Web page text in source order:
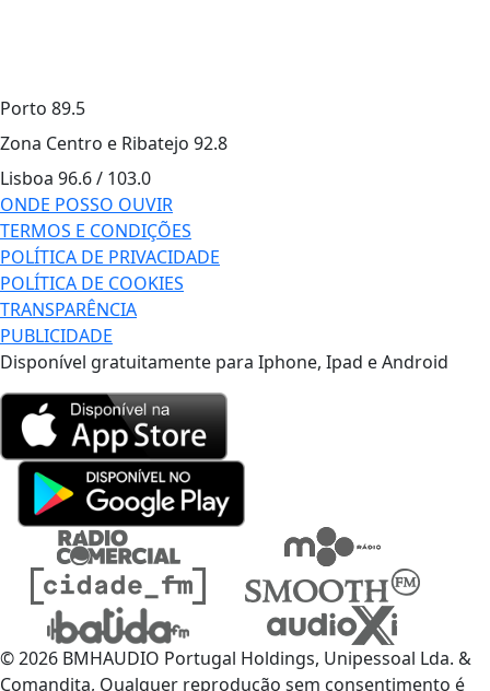
Porto 89.5
Zona Centro e Ribatejo 92.8
Lisboa 96.6 / 103.0
ONDE POSSO OUVIR
TERMOS E CONDIÇÕES
POLÍTICA DE PRIVACIDADE
POLÍTICA DE COOKIES
TRANSPARÊNCIA
PUBLICIDADE
Disponível gratuitamente para Iphone, Ipad e Android
© 2026 BMHAUDIO Portugal Holdings, Unipessoal Lda. &
Comandita, Qualquer reprodução sem consentimento é